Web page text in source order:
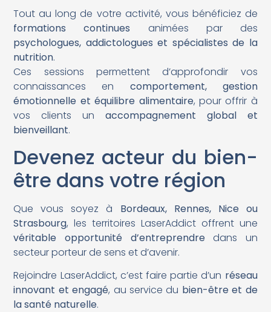
Tout au long de votre activité, vous bénéficiez de
formations continues animées par des
psychologues, addictologues et spécialistes de la
nutrition.
Ces sessions permettent d’approfondir vos
connaissances en comportement, gestion
émotionnelle et équilibre alimentaire, pour offrir à
vos clients un accompagnement global et
bienveillant.
Devenez acteur du bien-
être dans votre région
Que vous soyez à Bordeaux, Rennes, Nice ou
Strasbourg, les territoires LaserAddict offrent une
véritable opportunité d’entreprendredans un
secteur porteur de sens et d’avenir.
Rejoindre LaserAddict, c’est faire partie d’un réseau
innovant et engagé, au service du bien-être et de
la santé naturelle.